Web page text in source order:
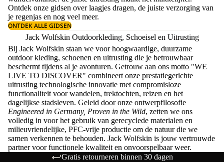
Ontdek onze gidsen overlaagjes dragen, de juiste verzorging van
je regenjas en nog veel meer.
ONTDEK ALLE GIDSEN
Jack Wolfskin Outdoorkleding, Schoeisel en Uitrusting
Bij Jack Wolfskin staan we voor hoogwaardige, duurzame
outdoor kleding, schoenen en uitrusting die je betrouwbaar
beschermt tijdens al je avonturen. Getrouw aan ons motto "WE
LIVE TO DISCOVER" combineert onze prestatiegerichte
uitrusting technologische innovatie met compromisloze
functionaliteit voor wandelen, trektochten, reizen en het
dagelijkse stadsleven. Geleid door onze ontwerpfilosofie
Engineered in Germany, Proven in the Wild, zetten we ons
volledig in voor het gebruik van gerecyclede materialen en
milieuvriendelijke, PFC-vrije productie om de natuur die we
samen verkennen te behouden. Jack Wolfskin is jouw vertrouwde
partner voor functionele kwaliteit en onvoorspelbaar weer.
Gratis retourneren binnen 30 dagen